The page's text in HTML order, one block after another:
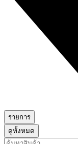
รายการ
ดูทั้งหมด
Search